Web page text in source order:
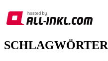
SCHLAGWÖRTER